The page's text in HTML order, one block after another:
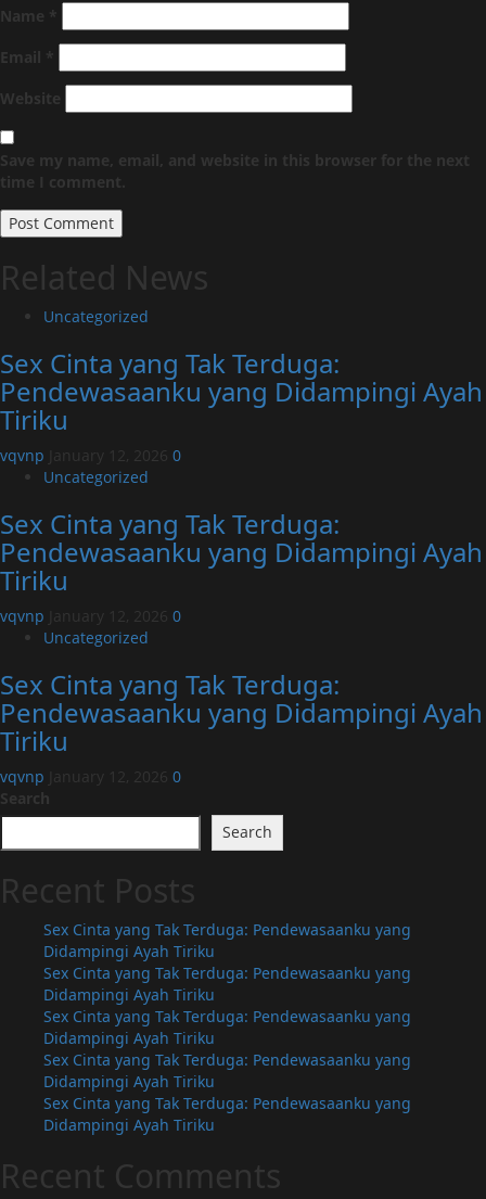
Name *
Email *
Website
Save my name, email, and website in this browser for the next
time I comment.
Related News
Uncategorized
Sex Cinta yang Tak Terduga:
Pendewasaanku yang Didampingi Ayah
Tiriku
vqvnp January 12, 2026 0
Uncategorized
Sex Cinta yang Tak Terduga:
Pendewasaanku yang Didampingi Ayah
Tiriku
vqvnp January 12, 2026 0
Uncategorized
Sex Cinta yang Tak Terduga:
Pendewasaanku yang Didampingi Ayah
Tiriku
vqvnp January 12, 2026 0
Search
Search
Recent Posts
Sex Cinta yang Tak Terduga: Pendewasaanku yang
Didampingi Ayah Tiriku
Sex Cinta yang Tak Terduga: Pendewasaanku yang
Didampingi Ayah Tiriku
Sex Cinta yang Tak Terduga: Pendewasaanku yang
Didampingi Ayah Tiriku
Sex Cinta yang Tak Terduga: Pendewasaanku yang
Didampingi Ayah Tiriku
Sex Cinta yang Tak Terduga: Pendewasaanku yang
Didampingi Ayah Tiriku
Recent Comments